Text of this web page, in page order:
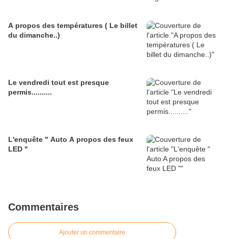
A propos des températures ( Le billet
du dimanche..)
Le vendredi tout est presque
permis..........
L'enquête " Auto A propos des feux
LED "
Commentaires
Ajouter un commentaire